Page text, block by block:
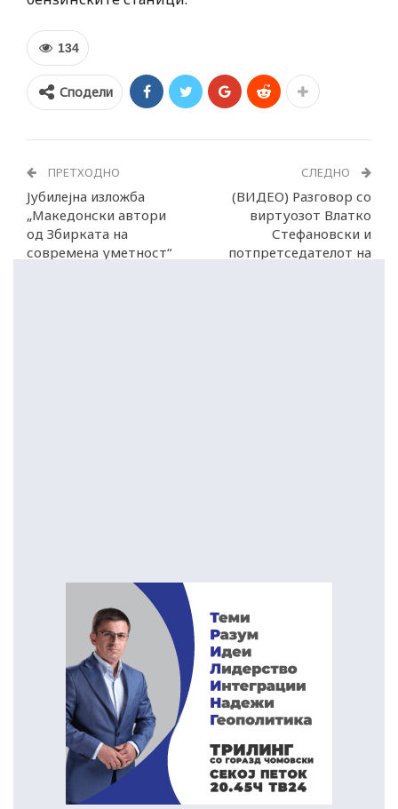
134
Сподели
ПРЕТХОДНО
Јубилејна изложба
„Македонски автори
од Збирката на
современа уметност“
СЛЕДНО
(ВИДЕО) Разговор со
виртуозот Влатко
Стефановски и
потпретседателот на